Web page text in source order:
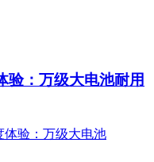
验：万级大电池耐用